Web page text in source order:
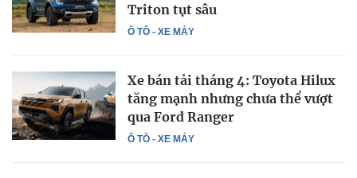
Ô TÔ - XE MÁY
Triton tụt sâu
Ô TÔ - XE MÁY
Xe bán tải tháng 4: Toyota Hilux
tăng mạnh nhưng chưa thể vượt
qua Ford Ranger